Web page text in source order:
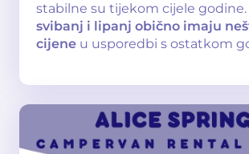
stabilne su tijekom cijele
svibanj i lipanj obično imaju
cijene u usporedbi s ostatkom